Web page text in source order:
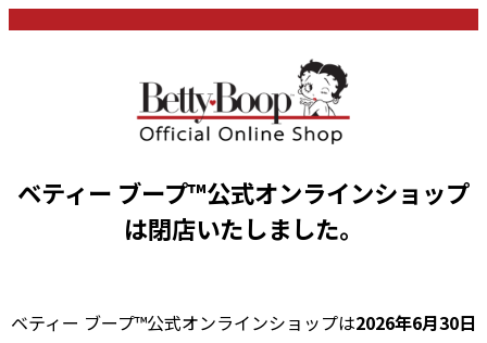
ベティー ブープ™公式オンラインショップ
は閉店いたしました。
ベティー ブープ™公式オンラインショップは2026年6月30日